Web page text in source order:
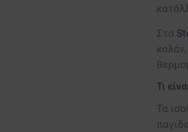
Στο
Τι
Τα